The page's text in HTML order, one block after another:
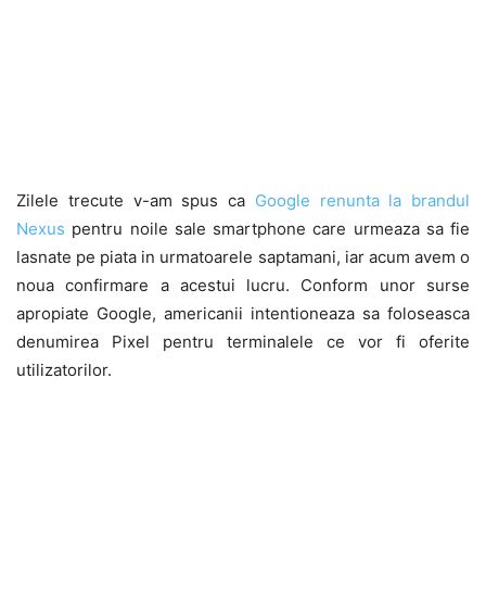
Zilele trecute v-am spus ca Google renunta la brandul
Nexus pentru noile sale smartphone care urmeaza sa fie
lasnate pe piata in urmatoarele saptamani, iar acum avem o
noua confirmare a acestui lucru. Conform unor surse
apropiate Google, americanii intentioneaza sa foloseasca
denumirea Pixel pentru terminalele ce vor fi oferite
utilizatorilor.